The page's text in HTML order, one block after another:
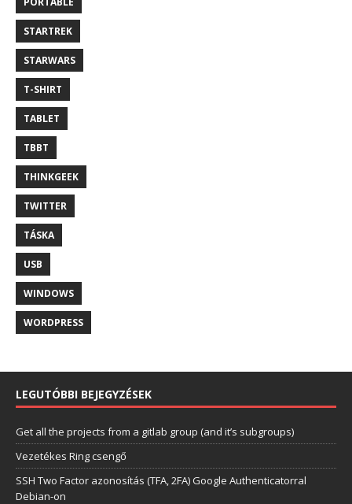
STARTREK
STARWARS
T-SHIRT
TABLET
TBBT
THINKGEEK
TWITTER
TÁSKA
USB
WINDOWS
WORDPRESS
LEGUTÓBBI BEJEGYZÉSEK
Get all the projects from a gitlab group (and it’s subgroups)
Vezetékes Ring csengő
SSH Two Factor azonosítás (TFA, 2FA) Google Authenticatorral
Debian-on